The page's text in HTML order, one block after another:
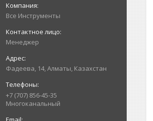
Все Инструменты
Менеджер
Фадеева, 14, Алматы, Казахстан
+7 (707) 856-45-35
Многоканальный